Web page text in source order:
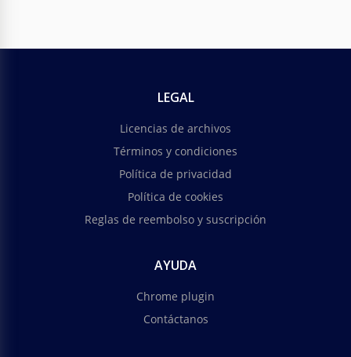
LEGAL
Licencias de archivos
Términos y condiciones
Política de privacidad
Política de cookies
Reglas de reembolso y suscripción
AYUDA
Chrome plugin
Contáctanos